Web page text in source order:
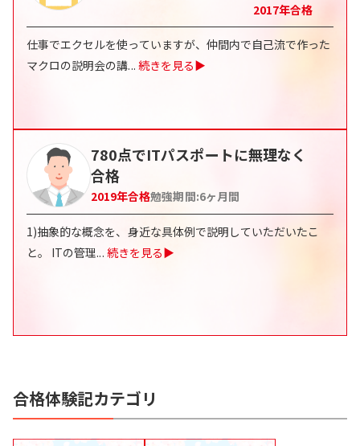
2017年合格
仕事でエクセルを使っていますが、仲間内で自己流で作った
マクロの説明会の講... 続きを見る▶
780点でITパスポートに無理なく
合格
2019年合格勉強期間:6ヶ月間
1)抽象的な概念を、身近な具体例で説明していただいたこ
と。 ITの管理... 続きを見る▶
合格体験記カテゴリ